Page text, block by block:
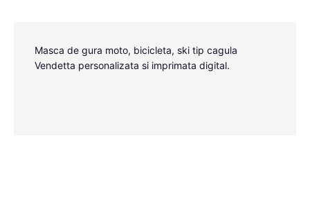
Masca de gura moto, bicicleta, ski tip cagula
Vendetta personalizata si imprimata digital.